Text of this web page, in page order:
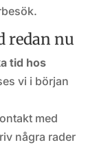
redan nu
tid hos
vi i början
med
några rader